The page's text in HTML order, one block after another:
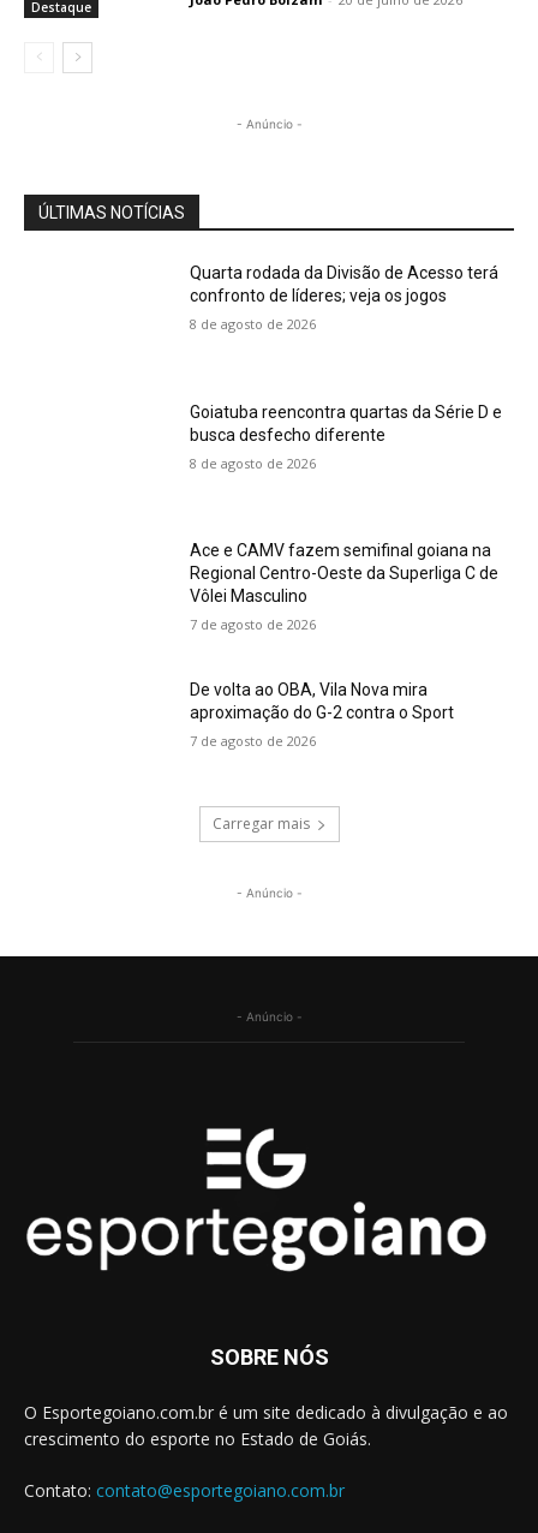
Destaque
- Anúncio -
ÚLTIMAS NOTÍCIAS
Quarta rodada da Divisão de Acesso terá
confronto de líderes; veja os jogos
8 de agosto de 2026
Goiatuba reencontra quartas da Série D e
busca desfecho diferente
8 de agosto de 2026
Ace e CAMV fazem semifinal goiana na
Regional Centro-Oeste da Superliga C de
Vôlei Masculino
7 de agosto de 2026
De volta ao OBA, Vila Nova mira
aproximação do G-2 contra o Sport
7 de agosto de 2026
Carregar mais
- Anúncio -
- Anúncio -
SOBRE NÓS
O Esportegoiano.com.br é um site dedicado à divulgação e ao
crescimento do esporte no Estado de Goiás.
Contato: contato@esportegoiano.com.br